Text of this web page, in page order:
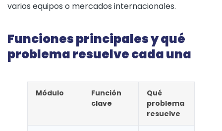
varios equipos o mercados internacionales.
Funciones principales y qué
problema resuelve cada una
Módulo
Función
clave
Qué
problema
resuelve